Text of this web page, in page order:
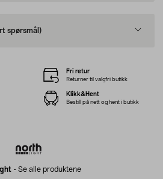
spørsmål)
- Se alle produktene
Fri retur
Returner til valgfri butikk
Klikk&Hent
Bestill på nett og hent i butikk